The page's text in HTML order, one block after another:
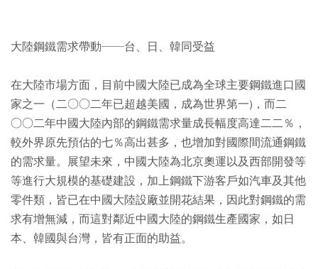
大陸鋼鐵需求帶動──台、日、韓同受益
在大陸市場方面，目前中國大陸已成為全球主要鋼鐵進口國
家之一（二○○二年已超越美國，成為世界第一)，而二
○○二年中國大陸內部的鋼鐵需求量成長幅度高達二二％，
較外界原先預估的七％高出甚多，也增加對國際間流通鋼鐵
的需求量。展望未來，中國大陸為北京奧運以及西部開發等
等進行大規模的基礎建設，加上鋼鐵下游客戶如汽車及其他
零件類，皆已在中國大陸設廠並開花結果，因此對鋼鐵的需
求有增無減，而這對鄰近中國大陸的鋼鐵生產國家，如日
本、韓國與台灣，皆有正面的助益。